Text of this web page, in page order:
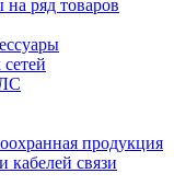
ряд товаров
продукция
кабелей связи